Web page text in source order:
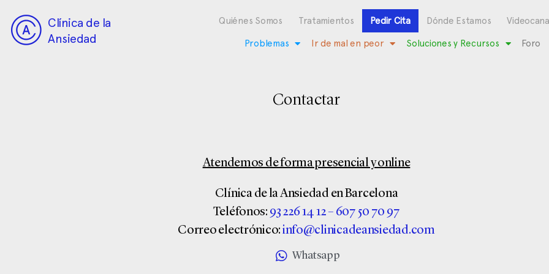
Clínica de la
Ansiedad
Quiénes Somos Tratamientos Pedir Cita Dónde Estamos
Problemas Ir de mal en peor Soluciones y Recursos Foro
Contactar
Atendemos de forma presencial y online
Clínica de la Ansiedad en Barcelona
Teléfonos: 93 226 14 12 – 607 50 70 97
Correo electrónico: info@clinicadeansiedad.com
Whatsapp